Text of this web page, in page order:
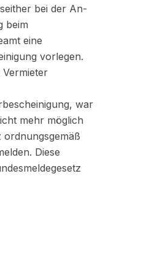
bei der An-
beim
eine
vorlegen.
Vermieter
war
mehr möglich
ordnungsgemäß
Diese